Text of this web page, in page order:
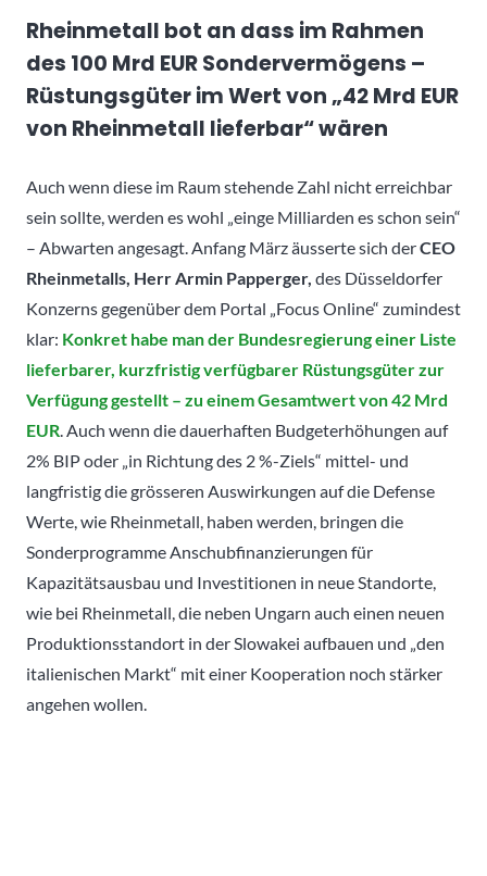
Rheinmetall bot an dass im Rahmen
des 100 Mrd EUR Sondervermögens –
Rüstungsgüter im Wert von „42 Mrd EUR
von Rheinmetall lieferbar“ wären
Auch wenn diese im Raum stehende Zahl nicht erreichbar
sein sollte, werden es wohl „einge Milliarden es schon sein“
– Abwarten angesagt. Anfang März äusserte sich derCEO
Rheinmetalls, Herr Armin Papperger, des Düsseldorfer
Konzerns gegenüber dem Portal „Focus Online“ zumindest
klar: Konkret habe man der Bundesregierung einer Liste
lieferbarer, kurzfristig verfügbarer Rüstungsgüter zur
Verfügung gestellt – zu einem Gesamtwert von 42 Mrd
EUR. Auch wenn die dauerhaften Budgeterhöhungen auf
2% BIP oder „in Richtung des 2 %-Ziels“ mittel- und
langfristig die grösseren Auswirkungen auf die Defense
Werte, wie Rheinmetall, haben werden, bringen die
Sonderprogramme Anschubfinanzierungen für
Kapazitätsausbau und Investitionen in neue Standorte,
wie bei Rheinmetall, die neben Ungarn auch einen neuen
Produktionsstandort in der Slowakei aufbauen und „den
italienischen Markt“ mit einer Kooperation noch stärker
angehen wollen.